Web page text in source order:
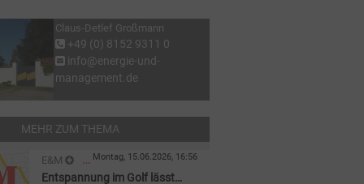
Claus-Detlef Großmann
+49 (0) 8152 9311 0
info@energie-und-
management.de
MEHR ZUM THEMA
E&M
MARKTKOMMENTAR
Montag, 15.06.2026, 16:56
Entspannung im Golf lässt